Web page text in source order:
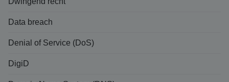
Data breach
Denial of Service (DoS)
DigiD